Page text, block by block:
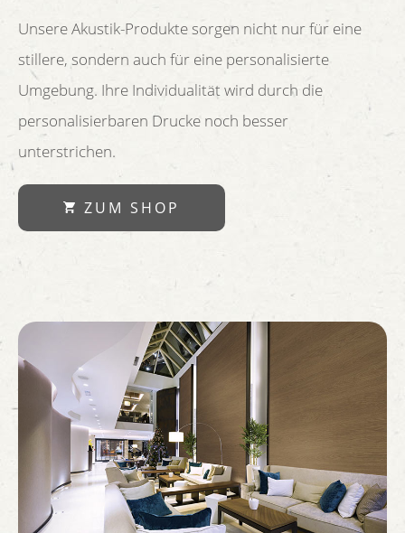
Unsere Akustik-Produkte sorgen nicht nur für eine
stillere, sondern auch für eine personalisierte
Umgebung. Ihre Individualität wird durch die
personalisierbaren Drucke noch besser
unterstrichen.
ZUM SHOP